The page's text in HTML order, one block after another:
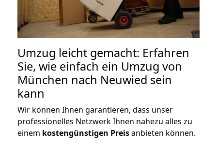
Umzug leicht gemacht: Erfahren
Sie, wie einfach ein Umzug von
München nach Neuwied sein
kann
Wir können Ihnen garantieren, dass unser
professionelles Netzwerk Ihnen nahezu alles zu
einem kostengünstigen Preisanbieten können.